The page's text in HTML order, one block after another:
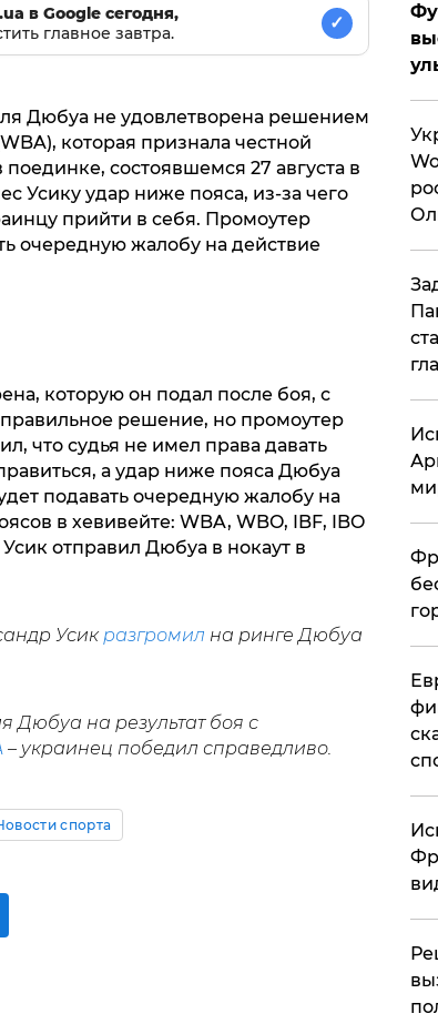
в Google сегодня,
главное завтра.
✓
Дюбуа не удовлетворена решением
которая признала честной
состоявшемся 27 августа в
Усику удар ниже пояса, из-за чего
прийти в себя. Промоутер
очередную жалобу на действие
которую он подал после боя, с
решение, но промоутер
что судья не имел права давать
а удар ниже пояса Дюбуа
подавать очередную жалобу на
в хевивейте: WBA, WBO, IBF, IBO
отправил Дюбуа в нокаут в
Усик разгромил на ринге Дюбуа
Дюбуа на результат боя с
– украинец победил справедливо.
спорта